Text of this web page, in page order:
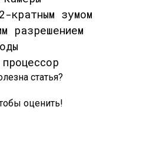
кратным зумом
разрешением
статья?
оценить!